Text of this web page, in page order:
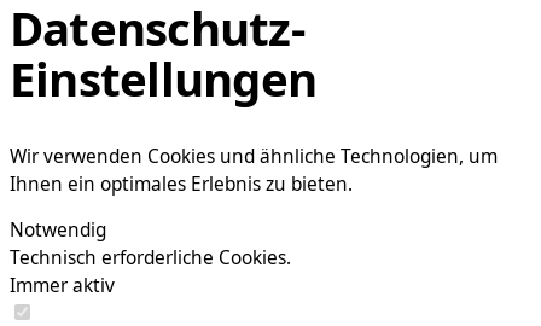
Datenschutz-
Einstellungen
Wir verwenden Cookies und ähnliche Technologien, um
Ihnen ein optimales Erlebnis zu bieten.
Notwendig
Technisch erforderliche Cookies.
Immer aktiv